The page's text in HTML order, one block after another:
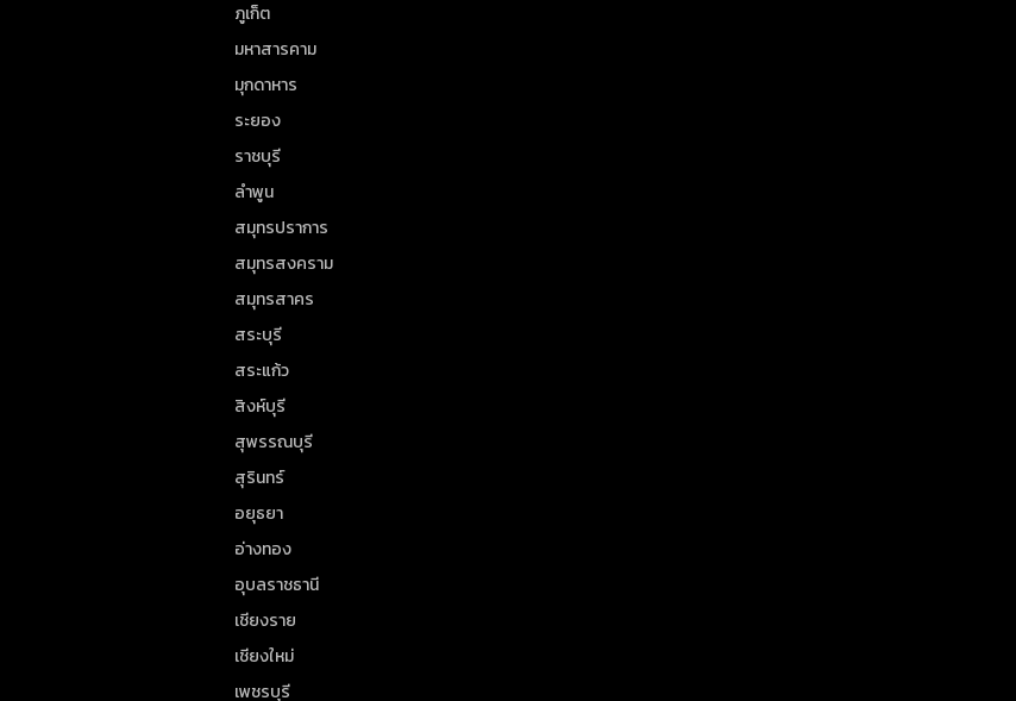
ภูเก็ต
มหาสารคาม
มุกดาหาร
ระยอง
ราชบุรี
ลำพูน
สมุทรปราการ
สมุทรสงคราม
สมุทรสาคร
สระบุรี
สระแก้ว
สิงห์บุรี
สุพรรณบุรี
สุรินทร์
อยุธยา
อ่างทอง
อุบลราชธานี
เชียงราย
เชียงใหม่
เพชรบุรี